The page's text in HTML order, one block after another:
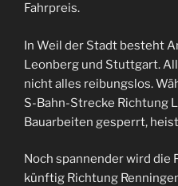
Fahrpreis.
In Weil der Stadt besteht
Leonberg und Stuttgart.
nicht alles reibungslos.
S-Bahn-Strecke Richtung
Bauarbeiten gesperrt,
Noch spannender wird die
künftig Richtung